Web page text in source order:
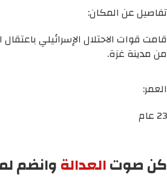
تفاصيل عن المكان:
قامت قوات الاحتلال الإسرائيلي
من مدينة غزة.
العمر:
23 عام
كن صوتالعدالةوانضم